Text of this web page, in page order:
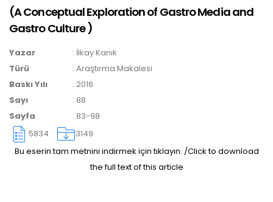
ulaşmadan ödeme yapan
yapılmamaktadır.
(A Conceptual Exploration of Gastro Media and
Gastro Culture)
Yazar : İlkay Kanık
Türü
: Araştırma Makalesi
Baskı Yılı
: 2016
Sayı
: 88
Sayfa
: 83-98
5834
3149
Bu eserin tam metnini indirmek için tıklayın. /Click to download
the full text of this article